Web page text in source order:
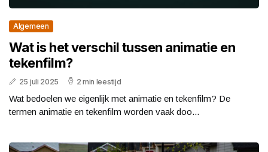
Algemeen
Wat is het verschil tussen animatie en
tekenfilm?
25 juli 2025 2 min leestijd
Wat bedoelen we eigenlijk met animatie en tekenfilm? De
termen animatie en tekenfilm worden vaak doo...